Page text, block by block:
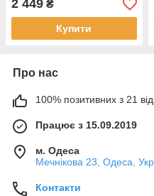
дому
2 449 ₴
Купити
Про нас
100% позитивних з 21
Працює з 15.09.2019
м. Одеса
Мечнікова 23, Одеса,
Контакти